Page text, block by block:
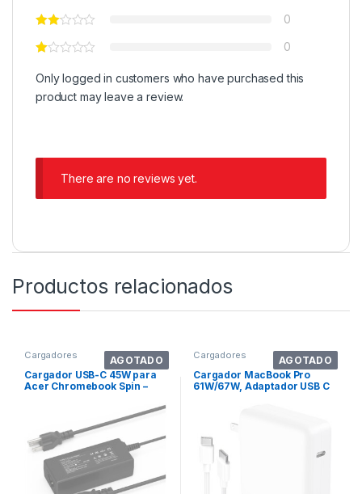
0
0
Only logged in customers who have purchased this
product may leave a review.
There are no reviews yet.
Productos relacionados
AGOTADO
Cargadores
Cargador USB-C 45W para
Acer Chromebook Spin –
AGOTADO
Cargadores
Cargador MacBook Pro
61W/67W, Adaptador USB C